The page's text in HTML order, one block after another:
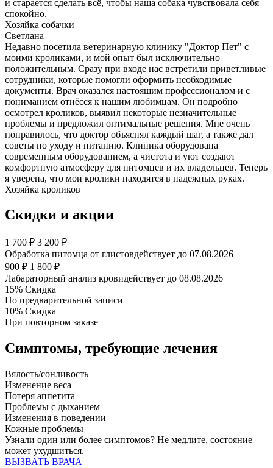
и старается сделать всё, чтобы наша собака чувствовала себя
спокойно.
Хозяйка собачки
Светлана
Недавно посетила ветеринарную клинику "Доктор Пет" с
моими кроликами, и мой опыт был исключительно
положительным. Сразу при входе нас встретили приветливые
сотрудники, которые помогли оформить необходимые
документы. Врач оказался настоящим профессионалом и с
пониманием отнёсся к нашим любимцам. Он подробно
осмотрел кроликов, выявил некоторые незначительные
проблемы и предложил оптимальные решения. Мне очень
понравилось, что доктор объяснял каждый шаг, а также дал
советы по уходу и питанию. Клиника оборудована
современным оборудованием, а чистота и уют создают
комфортную атмосферу для питомцев и их владельцев. Теперь
я уверена, что мои кролики находятся в надежных руках.
Хозяйка кроликов
Скидки и акции
1 700 ₽ 3 200 ₽
Обработка питомца от глистовдействует до 07.08.2026
900 ₽ 1 800 ₽
Лабараторный анализ кровидействует до 08.08.2026
15% Скидка
По предварительной записи
10% Скидка
При повторном заказе
Симптомы, требующие лечения
Вялость/сонливость
Изменение веса
Потеря аппетита
Проблемы с дыханием
Изменения в поведении
Кожные проблемы
Узнали один или более симптомов? Не медлите, состояние
может ухудшиться.
ВЫЗВАТЬ ВРАЧА